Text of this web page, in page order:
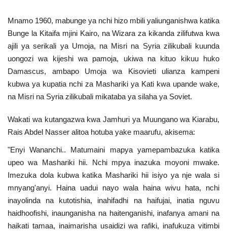
Nyaraka na Marejeleo
Waanzilishi
Raia wa ulimwengu mzima
Nyaraka
Nafasi
Washiriki
Video
Maonyesho
Wadhamini
Mnamo 1960, mabunge ya nchi hizo mbili yaliunganishwa katika
Bunge la Kitaifa mjini Kairo, na Wizara za kikanda zilifutwa kwa
ajili ya serikali ya Umoja, na Misri na Syria zilikubali kuunda
uongozi wa kijeshi wa pamoja, ukiwa na kituo kikuu huko
Damascus, ambapo Umoja wa Kisovieti ulianza kampeni
kubwa ya kupatia nchi za Mashariki ya Kati kwa upande wake,
na Misri na Syria zilikubali mikataba ya silaha ya Soviet.
Wakati wa kutangazwa kwa Jamhuri ya Muungano wa Kiarabu,
Rais Abdel Nasser alitoa hotuba yake maarufu, akisema:
"Enyi Wananchi.. Matumaini mapya yamepambazuka katika
upeo wa Mashariki hii. Nchi mpya inazuka moyoni mwake.
Imezuka dola kubwa katika Mashariki hii isiyo ya nje wala si
mnyang'anyi. Haina uadui nayo wala haina wivu hata, nchi
inayolinda na kutotishia, inahifadhi na haifujai, inatia nguvu
haidhoofishi, inaunganisha na haitenganishi, inafanya amani na
haikati tamaa, inaimarisha usaidizi wa rafiki, inafukuza vitimbi